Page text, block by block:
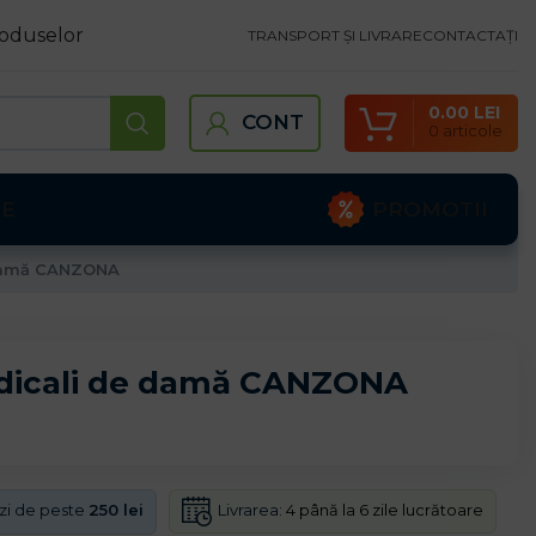
TRANSPORT ȘI LIVRARECONTACTAȚI
CONT 0 articole
0.00 LEI
CANZONA
de damă CANZONA
de peste 250 lei Livrarea: 4 până la 6 zile lucrătoare